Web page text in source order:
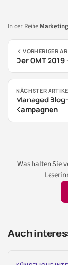
In der Reihe Marketing
VORHERIGER
Der OMT
NÄCHSTER
Managed
Kampagnen
Was halten Sie
Auch